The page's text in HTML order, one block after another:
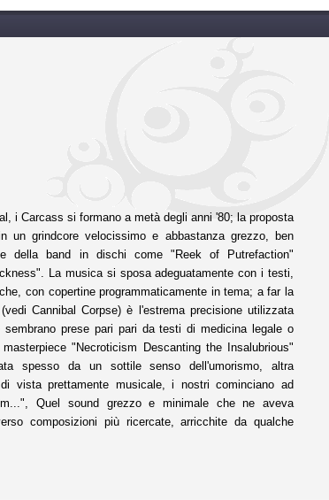
i Carcass si formano a metà degli anni '80; la proposta
un grindcore velocissimo e abbastanza grezzo, ben
della band in dischi come "Reek of Putrefaction"
La musica si sposa adeguatamente con i testi,
con copertine programmaticamente in tema; a far la
Cannibal Corpse) è l'estrema precisione utilizzata
prese pari pari da testi di medicina legale o
"Necroticism Descanting the Insalubrious"
spesso da un sottile senso dell'umorismo, altra
vista prettamente musicale, i nostri cominciano ad
Quel sound grezzo e minimale che ne aveva
composizioni più ricercate, arricchite da qualche